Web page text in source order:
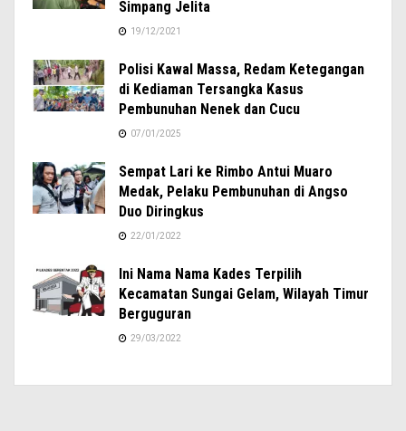
Simpang Jelita
19/12/2021
Polisi Kawal Massa, Redam Ketegangan
di Kediaman Tersangka Kasus
Pembunuhan Nenek dan Cucu
07/01/2025
Sempat Lari ke Rimbo Antui Muaro
Medak, Pelaku Pembunuhan di Angso
Duo Diringkus
22/01/2022
Ini Nama Nama Kades Terpilih
Kecamatan Sungai Gelam, Wilayah Timur
Berguguran
29/03/2022